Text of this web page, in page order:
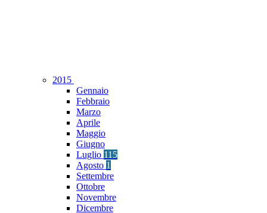
2015
Gennaio
Febbraio
Marzo
Aprile
Maggio
Giugno
Luglio 115
Agosto 1
Settembre
Ottobre
Novembre
Dicembre